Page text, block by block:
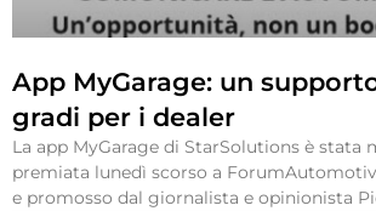
App MyGarage: un
gradi per i dealer
La app MyGarage di StarSolutions è stata
premiata lunedì scorso a
e promosso dal giornalista e opinionista